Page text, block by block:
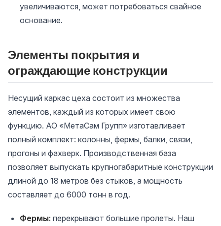
увеличиваются, может потребоваться свайное
основание.
Элементы покрытия и
ограждающие конструкции
Несущий каркас цеха состоит из множества
элементов, каждый из которых имеет свою
функцию. АО «МетаСам Групп» изготавливает
полный комплект: колонны, фермы, балки, связи,
прогоны и фахверк. Производственная база
позволяет выпускать крупногабаритные конструкции
длиной до 18 метров без стыков, а мощность
составляет до 6000 тонн в год.
Фермы: перекрывают большие пролеты. Наш